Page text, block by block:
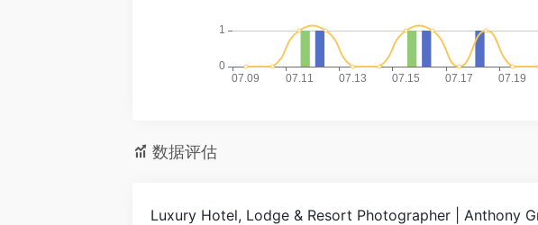
数据评估
Luxury Hotel, Lodge & Resort Photographer | Anthony